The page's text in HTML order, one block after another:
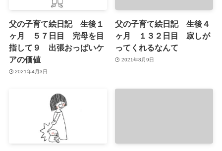
父の子育て絵日記 生後１
ヶ月 ５７日目 完母を目
指して９ 出張おっぱいケ
アの価値
2021年4月3日
父の子育て絵日記 生後４
ヶ月 １３２日目 寂しが
ってくれるなんて
2021年8月9日